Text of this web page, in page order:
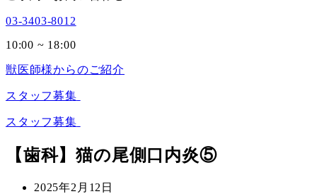
03-3403-8012
10:00 ~ 18:00
獣医師様からのご紹介
スタッフ募集
スタッフ募集
【歯科】猫の尾側口内炎⑤
投
2025年2月12日